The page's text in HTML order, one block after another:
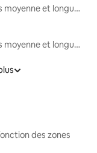
Locations moyenne et longue durée
Locations moyenne et longue durée
des zones